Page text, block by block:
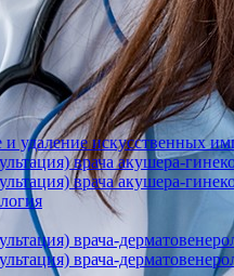
удаление искусственных
врача акушера-
врача акушера-
врача-
врача-